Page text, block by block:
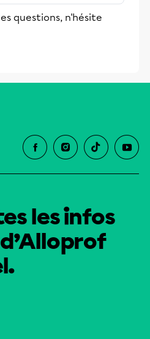
engage les élèves
dans la réussite
questions, n'hésite
les infos